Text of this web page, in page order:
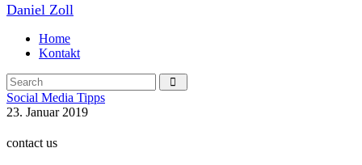
Daniel Zoll
Home
Kontakt
Social Media Tipps
23. Januar 2019
contact us